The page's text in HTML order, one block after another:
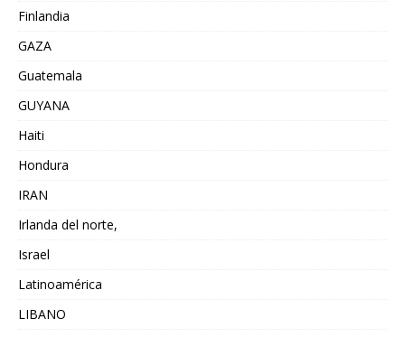
Finlandia
GAZA
Guatemala
GUYANA
Haiti
Hondura
IRAN
Irlanda del norte,
Israel
Latinoamérica
LIBANO